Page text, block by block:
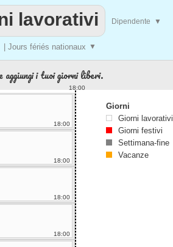
| Jours fériés nationaux ▼
lavorativi Dipendente ▼
i tuoi giorni liberi.
18:00
18:00
18:00
18:00
18:00
Giorni
Giorni lavorativi
Giorni festivi
Settimana-fine
Vacanze